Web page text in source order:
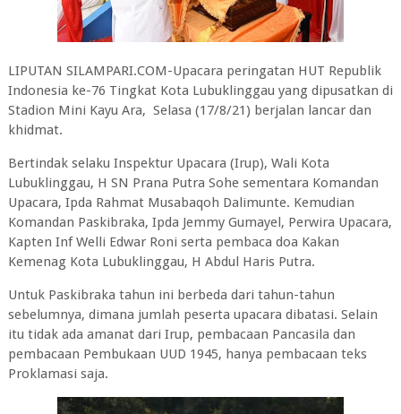
LIPUTAN SILAMPARI.COM-Upacara peringatan HUT Republik
Indonesia ke-76 Tingkat Kota Lubuklinggau yang dipusatkan di
Stadion Mini Kayu Ara, Selasa (17/8/21) berjalan lancar dan
khidmat.
Bertindak selaku Inspektur Upacara (Irup), Wali Kota
Lubuklinggau, H SN Prana Putra Sohe sementara Komandan
Upacara, Ipda Rahmat Musabaqoh Dalimunte. Kemudian
Komandan Paskibraka, Ipda Jemmy Gumayel, Perwira Upacara,
Kapten Inf Welli Edwar Roni serta pembaca doa Kakan
Kemenag Kota Lubuklinggau, H Abdul Haris Putra.
Untuk Paskibraka tahun ini berbeda dari tahun-tahun
sebelumnya, dimana jumlah peserta upacara dibatasi. Selain
itu tidak ada amanat dari Irup, pembacaan Pancasila dan
pembacaan Pembukaan UUD 1945, hanya pembacaan teks
Proklamasi saja.